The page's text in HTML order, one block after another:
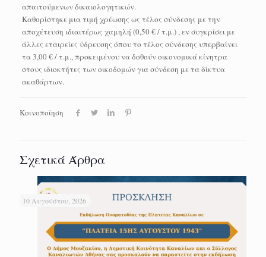
απαιτούμενων δικαιολογητικών.
Καθορίστηκε μια τιμή χρέωσης ως τέλος σύνδεσης με την
αποχέτευση ιδιαιτέρως χαμηλή (0,50 € / τ.μ.) , εν συγκρίσει με
άλλες εταιρείες ύδρευσης όπου το τέλος σύνδεσης υπερβαίνει
τα 3,00 € / τ.μ., προκειμένου να δοθούν οικονομικά κίνητρα
στους ιδιοκτήτες των οικοδομών για σύνδεση με τα δίκτυα
ακαθάρτων.
Κοινοποίηση
Σχετικά Άρθρα
10 Αυγούστου, 2026